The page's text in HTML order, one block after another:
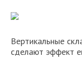
Вертикальные
сделают эффект